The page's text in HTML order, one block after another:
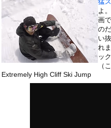
お知らせ
【動画】タイのティパンコーン王子が日
このページは1000mg が管理してい
示されません。
よ
画
の
い
れ
ッ
（
Extremely High Cliff Ski Jump